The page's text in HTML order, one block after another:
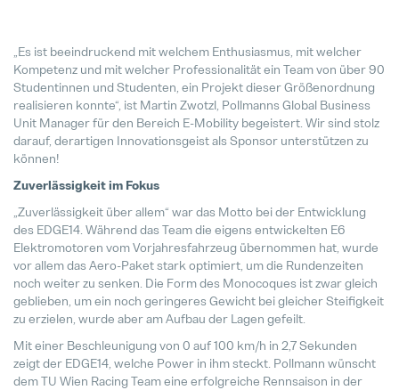
Projektleiter / Project Manager
Vollzeit
HTL-Absolventen (m/w/d)
Vollzeit
Jede Biene zählt
04. Mai 2026
„Es ist beeindruckend mit welchem Enthusiasmus, mit welcher
Kompetenz und mit welcher Professionalität ein Team von über 90
Studentinnen und Studenten, ein Projekt dieser Größenordnung
realisieren konnte“, ist Martin Zwotzl, Pollmanns Global Business
Unit Manager für den Bereich E-Mobility begeistert. Wir sind stolz
darauf, derartigen Innovationsgeist als Sponsor unterstützen zu
können!
Zuverlässigkeit im Fokus
„Zuverlässigkeit über allem“ war das Motto bei der Entwicklung
des EDGE14. Während das Team die eigens entwickelten E6
Elektromotoren vom Vorjahresfahrzeug übernommen hat, wurde
vor allem das Aero-Paket stark optimiert, um die Rundenzeiten
noch weiter zu senken. Die Form des Monocoques ist zwar gleich
geblieben, um ein noch geringeres Gewicht bei gleicher Steifigkeit
zu erzielen, wurde aber am Aufbau der Lagen gefeilt.
Mit einer Beschleunigung von 0 auf 100 km/h in 2,7 Sekunden
zeigt der EDGE14, welche Power in ihm steckt. Pollmann wünscht
dem TU Wien Racing Team eine erfolgreiche Rennsaison in der